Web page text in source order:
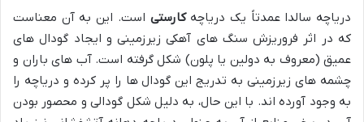
دریاچه سالدا عمدتاً یک دریاچهکارستی است. این به آن معناست
که در اثر فروریزش سنگ های آهکی زیرزمینی و ایجاد گودال های
عمیق (معروف به دولین یا پلون) شکل گرفته است. آب های باران و
چشمه های زیرزمینی به تدریج این گودال ها را پر کرده و دریاچه را
به وجود آورده اند. با این حال، به دلیل شکل گودالی و محصور بودن